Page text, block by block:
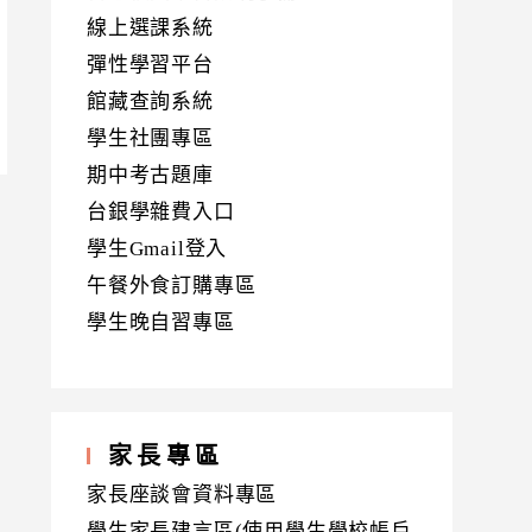
線上選課系統
彈性學習平台
館藏查詢系統
學生社團專區
期中考古題庫
台銀學雜費入口
學生Gmail登入
午餐外食訂購專區
學生晚自習專區
家長專區
家長座談會資料專區